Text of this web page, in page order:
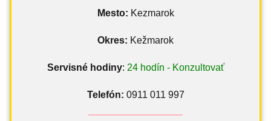
Mesto: Kezmarok
Okres: Kežmarok
Servisné hodiny: 24 hodín - Konzultovať
Telefón: 0911 011 997